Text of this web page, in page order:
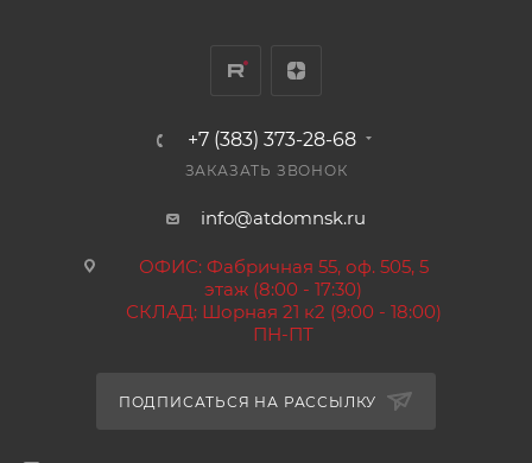
+7 (383) 373-28-68
ЗАКАЗАТЬ ЗВОНОК
info@atdomnsk.ru
ОФИС: Фабричная 55, оф. 505, 5
этаж (8:00 - 17:30)
СКЛАД: Шорная 21 к2 (9:00 - 18:00)
ПН-ПТ
ПОДПИСАТЬСЯ НА РАССЫЛКУ